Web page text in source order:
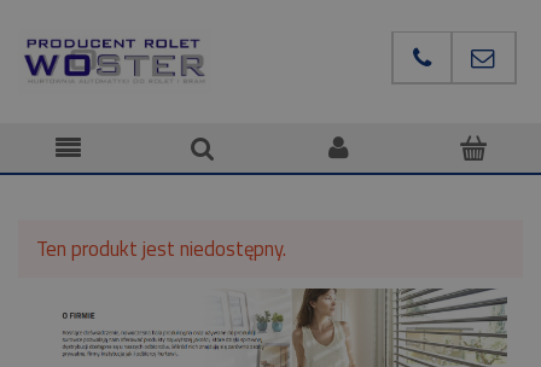
Ten produkt jest niedostępny.